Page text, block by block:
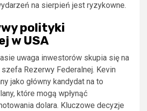
na sierpień jest ryzykowne.
polityki
w USA
uwaga inwestorów skupia się na
Rezerwy Federalnej. Kevin
jako główny kandydat na to
które mogą wpłynąć
dolara. Kluczowe decyzje